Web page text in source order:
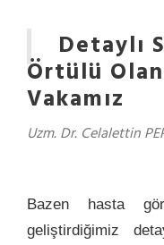
Detaylı
Örtülü
Vakamız
Uzm. Dr. Celalettin
Bazen hasta
geliştirdiğimiz